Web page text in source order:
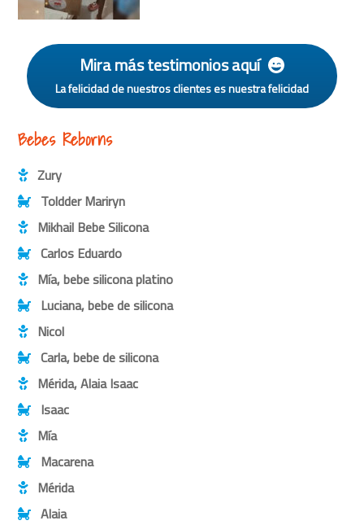
Mira más testimonios aquí
La felicidad de nuestros clientes es nuestra felicidad
Bebes Reborns
Zury
Toldder Mariryn
Mikhail Bebe Silicona
Carlos Eduardo
Mía, bebe silicona platino
Luciana, bebe de silicona
Nicol
Carla, bebe de silicona
Mérida, Alaia Isaac
Isaac
Mía
Macarena
Mérida
Alaia